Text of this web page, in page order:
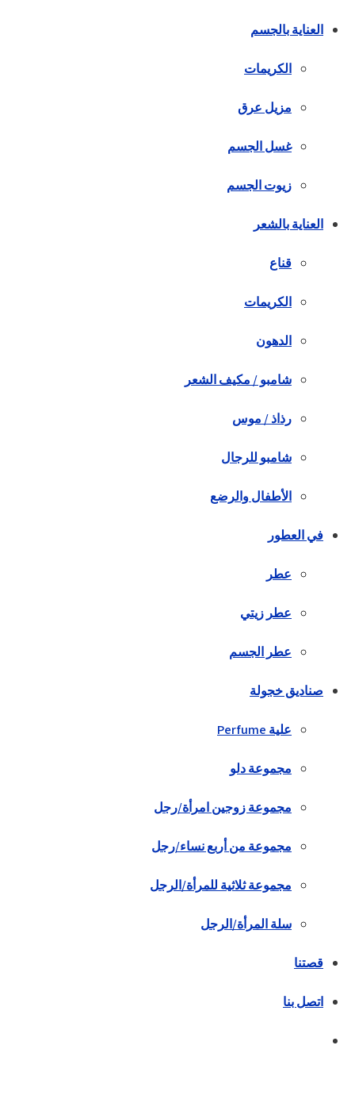
العناية بالجسم
الكريمات
مزيل عرق
غسل الجسم
زيوت الجسم
العناية بالشعر
قناع
الكريمات
الدهون
شامبو / مكيف الشعر
رذاذ / موس
شامبو للرجال
الأطفال والرضع
في العطور
عطر
عطر زيتي
عطر الجسم
صناديق خجولة
علية Perfume
مجموعة دلو
مجموعة زوجين امرأة/رجل
مجموعة من أربع نساء/رجل
مجموعة ثلاثية للمرأة/الرجل
سلة المرأة/الرجل
قصتنا
اتصل بنا